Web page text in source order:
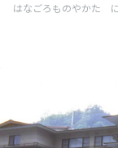
はなごろものやかた